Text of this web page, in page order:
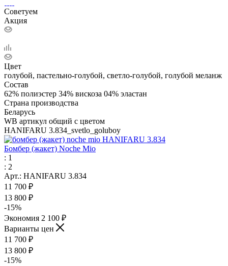
Советуем
Акция
Цвет
голубой, пастельно-голубой, светло-голубой, голубой меланж
Состав
62% полиэстер 34% вискоза 04% эластан
Страна производства
Беларусь
WB артикул общий с цветом
HANIFARU 3.834_svetlo_goluboy
Бомбер (жакет) Noche Mio
: 1
: 2
Арт.: HANIFARU 3.834
11 700 ₽
13 800 ₽
-15%
Экономия 2 100 ₽
Варианты цен
11 700 ₽
13 800 ₽
-15%